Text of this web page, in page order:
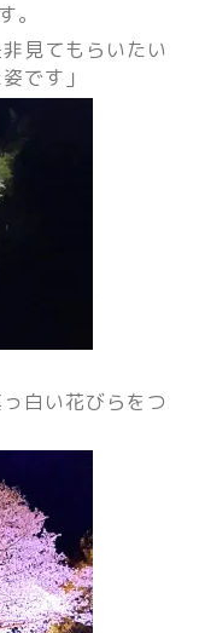
。
見てもらいたい
です」
白い花びらをつ